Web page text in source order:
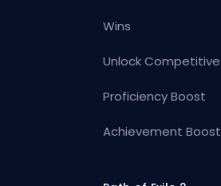
Wins
Unlock Competitive
Proficiency Boost
Achievement Boost